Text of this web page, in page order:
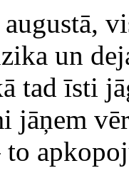
augustā,
un
tad īsti
jāņem
to